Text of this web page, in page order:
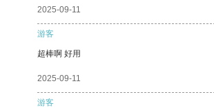
2025-09-11
游客
超棒啊 好用
2025-09-11
游客